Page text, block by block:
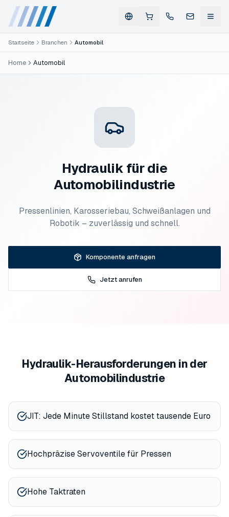
Startseite Branchen Automobil
Home Automobil
Hydraulik für die
Automobilindustrie
Pressenlinien, Karosseriebau, Schweißanlagen und
Robotik – zuverlässig und schnell.
Komponente anfragen
Jetzt anrufen
Hydraulik-Herausforderungen in der
Automobilindustrie
JIT: Jede Minute Stillstand kostet tausende Euro
Hochpräzise Servoventile für Pressen
Hohe Taktraten